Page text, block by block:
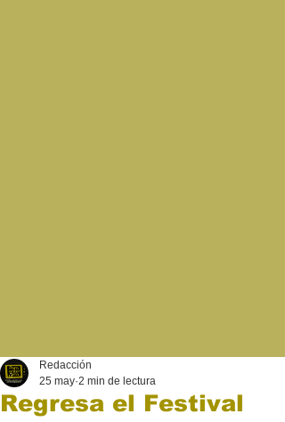
Regresa el Festival
Redacción
25 may 2 min de lectura